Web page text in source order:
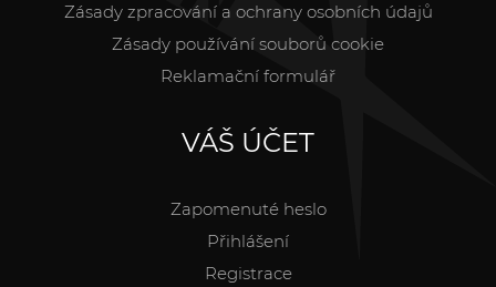
Zásady zpracování a ochrany osobních údajů
Zásady používání souborů cookie
Reklamační formulář
VÁŠ ÚČET
Zapomenuté heslo
Přihlášení
Registrace